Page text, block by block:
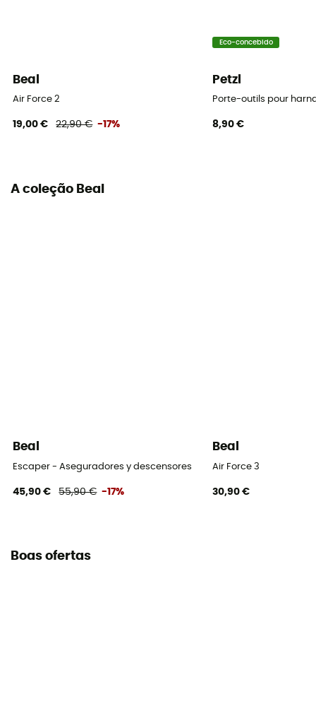
Beal
Air Force 2
19,00 € 22,90 € -17%
Eco-concebido
Petzl
Porte-outils pour
8,90 €
A coleção Beal
Beal
Escaper - Aseguradores y descensores
45,90 € 55,90 € -17%
Beal
Air Force 3
30,90 €
Boas ofertas